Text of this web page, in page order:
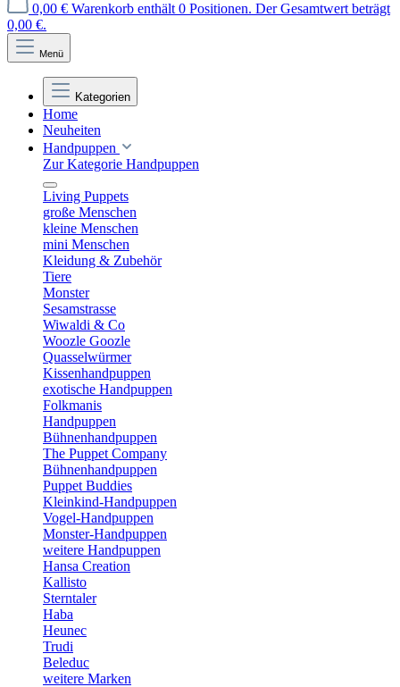
0,00 € Warenkorb enthält 0 Positionen. Der Gesamtwert beträgt
0,00 €.
Menü
Kategorien
Home
Neuheiten
Handpuppen
Zur Kategorie Handpuppen
Living Puppets
große Menschen
kleine Menschen
mini Menschen
Kleidung & Zubehör
Tiere
Monster
Sesamstrasse
Wiwaldi & Co
Woozle Goozle
Quasselwürmer
Kissenhandpuppen
exotische Handpuppen
Folkmanis
Handpuppen
Bühnenhandpuppen
The Puppet Company
Bühnenhandpuppen
Puppet Buddies
Kleinkind-Handpuppen
Vogel-Handpuppen
Monster-Handpuppen
weitere Handpuppen
Hansa Creation
Kallisto
Sterntaler
Haba
Heunec
Trudi
Beleduc
weitere Marken